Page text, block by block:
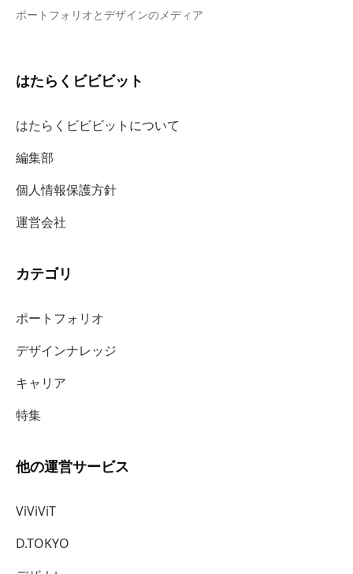
ポートフォリオとデザインのメディア
はたらくビビビット
はたらくビビビットについて
編集部
個人情報保護方針
運営会社
カテゴリ
ポートフォリオ
デザインナレッジ
キャリア
特集
他の運営サービス
ViViViT
D.TOKYO